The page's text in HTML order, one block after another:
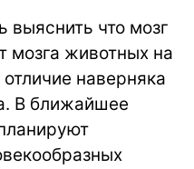
выяснить что мозг
мозга животных на
наверняка
В ближайшее